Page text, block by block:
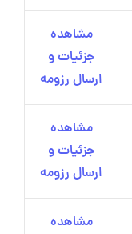
مشاهده
جزئیات و
ارسال رزومه
مشاهده
جزئیات و
ارسال رزومه
مشاهده